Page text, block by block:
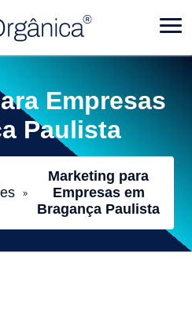
Empresas
Paulista
»
Marketing para
Empresas em
Bragança Paulista